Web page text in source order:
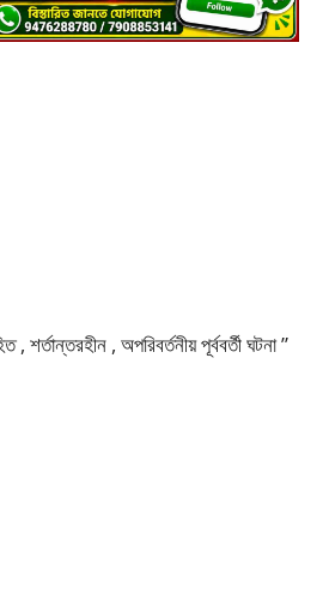
, শর্তান্তরহীন , অপরিবর্তনীয় পূর্ববর্তী ঘটনা ”